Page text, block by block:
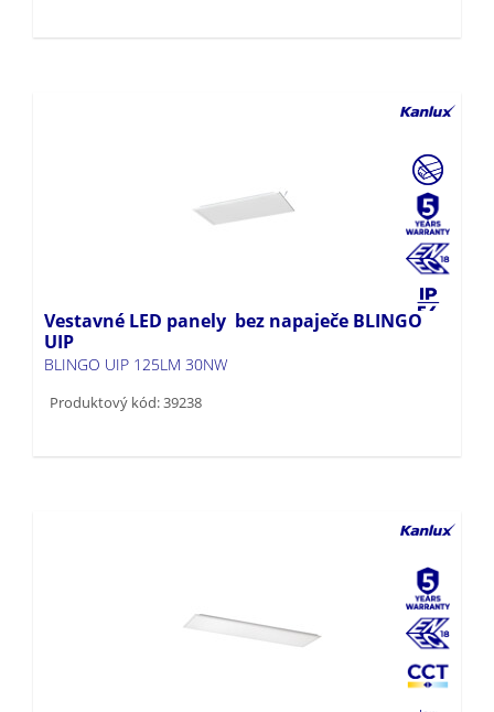
Vestavné LED panely bez napaječe BLINGO
UIP
BLINGO UIP 125LM 30NW
Produktový kód: 39238